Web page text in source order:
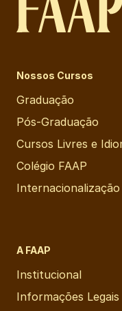
Nossos Cursos
Graduação
Pós-Graduação
Cursos Livres e
Colégio FAAP
Internacionalização
A FAAP
Institucional
Informações Legais